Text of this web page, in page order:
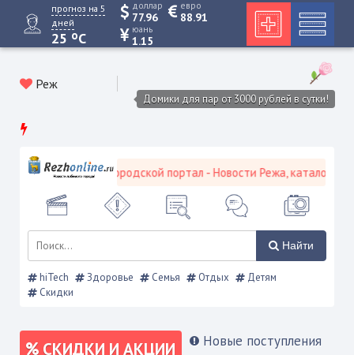
прогноз на 5
дней
25 oC
доллар
77.96
евро
88.91
юань
1.15
Реж
Домики для пар от 3000 рублей в сутки!
Режевской городской портал - Новости Режа, каталог
Найти
hiTech Здоровье Семья Отдых
Детям
Скидки
СКИДКИ И АКЦИИ Новые поступления